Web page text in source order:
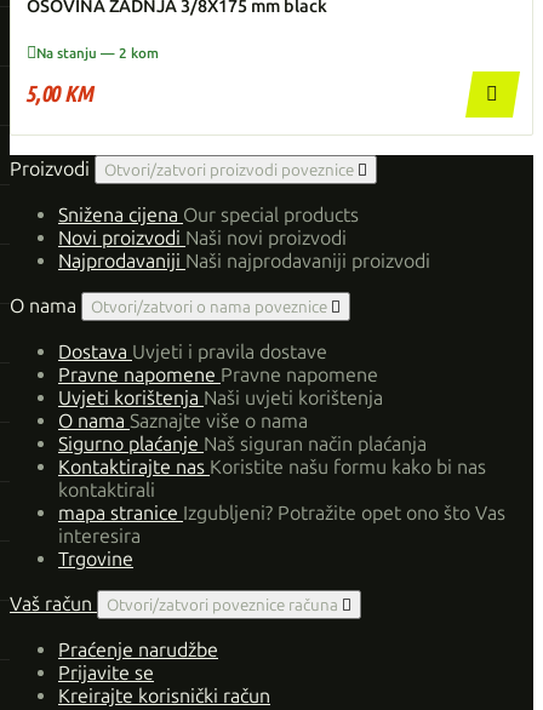
OSOVINA ZADNJA 3/8X175 mm black
Na stanju — 2 kom
5,00 KM 
Proizvodi Otvori/zatvori proizvodi poveznice 
Snižena cijena Our special products
Novi proizvodi Naši novi proizvodi
Najprodavaniji Naši najprodavaniji proizvodi
O nama
Otvori/zatvori o nama poveznice 
Dostava Uvjeti i pravila dostave
Pravne napomene Pravne napomene
Uvjeti korištenja Naši uvjeti korištenja
O nama Saznajte više o nama
Sigurno plaćanje Naš siguran način plaćanja
Kontaktirajte nas Koristite našu formu kako bi nas
kontaktirali
mapa stranice Izgubljeni? Potražite opet ono što Vas
interesira
Trgovine
Vaš račun
Otvori/zatvori poveznice računa 
Praćenje narudžbe
Prijavite se
Kreirajte korisnički račun